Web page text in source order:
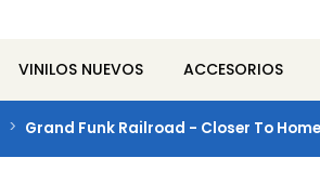
VINILOS NUEVOS ACCESORIOS
Grand Funk Railroad - Closer To Home